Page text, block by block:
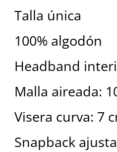
Talla única
100% algodón
Headband
Malla aireada:
Visera curva: 7
Snapback